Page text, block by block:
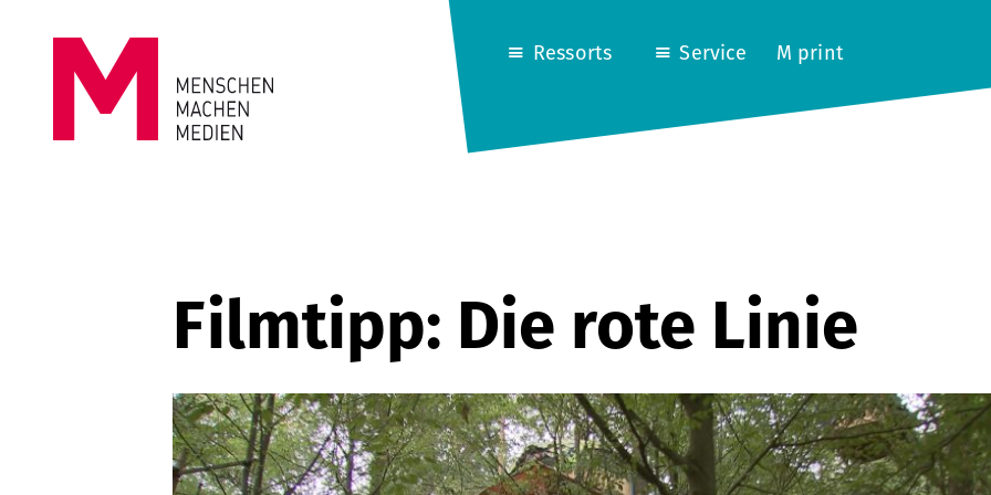
MEDIEN
Ressorts Service M print
Filmtipp: Die rote Linie